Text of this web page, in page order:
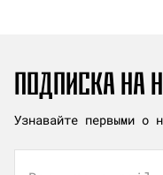
ПОДПИСКА НА
Узнавайте первыми о